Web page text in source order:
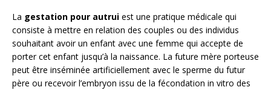
La gestation pour autrui est une pratique médicale qui
consiste à mettre en relation des couples ou des individus
souhaitant avoir un enfant avec une femme qui accepte de
porter cet enfant jusqu’à la naissance. La future mère porteuse
peut être inséminée artificiellement avec le sperme du futur
père ou recevoir l’embryon issu de la fécondation in vitro des